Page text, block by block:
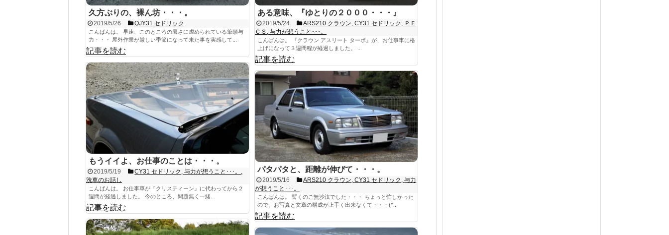
久方ぶりの、裸ん坊・・・。
2019/5/26 QJY31 セドリック
こんばんは。 早速、このところの暑さに虐められている筆頭与
力・・・ 屋外作業が厳しい季節になって来た事を実感して...
記事を読む
ある意味、『ゆとりの２０００・・・』
2019/5/24 ARS210 クラウン ,CY31 セドリック
ＰＥ
ＣＳ 与力が想うこと･･･。
こんばんは。 『クラウン アスリート ターボ』が、お仕事車に格
上げになって３週間程が経過しました。 ...
記事を読む
もうイイよ、お仕事のことは・・・。
2019/5/19 CY31 セドリック ,与力が想うこと･･･。
洗車のお話し
こんばんは。 お仕事車が『クリスティーン』に代わってから２
週間が経過しました。 今のところ、問題無く一緒...
記事を読む
パタパタと、距離が伸びて・・・。
2019/5/16 ARS210 クラウン ,CY31 セドリック ,与力
が想うこと･･･。
こんばんは。 暫くのご無沙汰でした・・・ ちょっと忙しかった
ので、お写真と文章の構成が上手く出来なくて・・・(^...
記事を読む